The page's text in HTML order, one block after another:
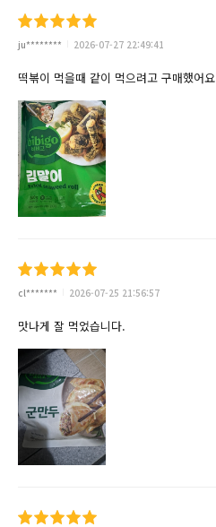
ju******** 2026-07-27 22:49:41
떡볶이 먹을때 같이 먹으려고 구매했어요
cl******* 2026-07-25 21:56:57
맛나게 잘 먹었습니다.